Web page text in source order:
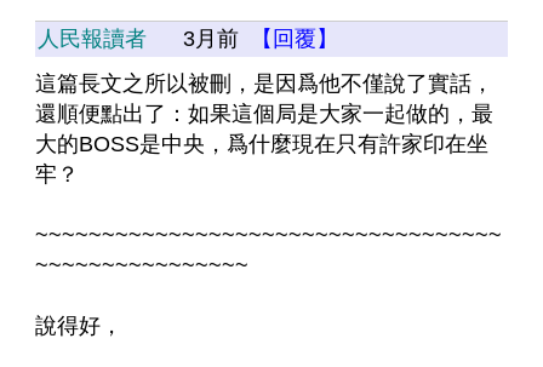
人民報讀者 3月前
【回覆】
這篇長文之所以被刪，是因爲他不僅說了實話，
還順便點出了：如果這個局是大家一起做的，最
大的BOSS是中央，爲什麼現在只有許家印在坐
牢？
~~~~~~~~~~~~~~~~~~~~~~~~~~~~~~~~~~~
~~~~~~~~~~~~~~~~
說得好，